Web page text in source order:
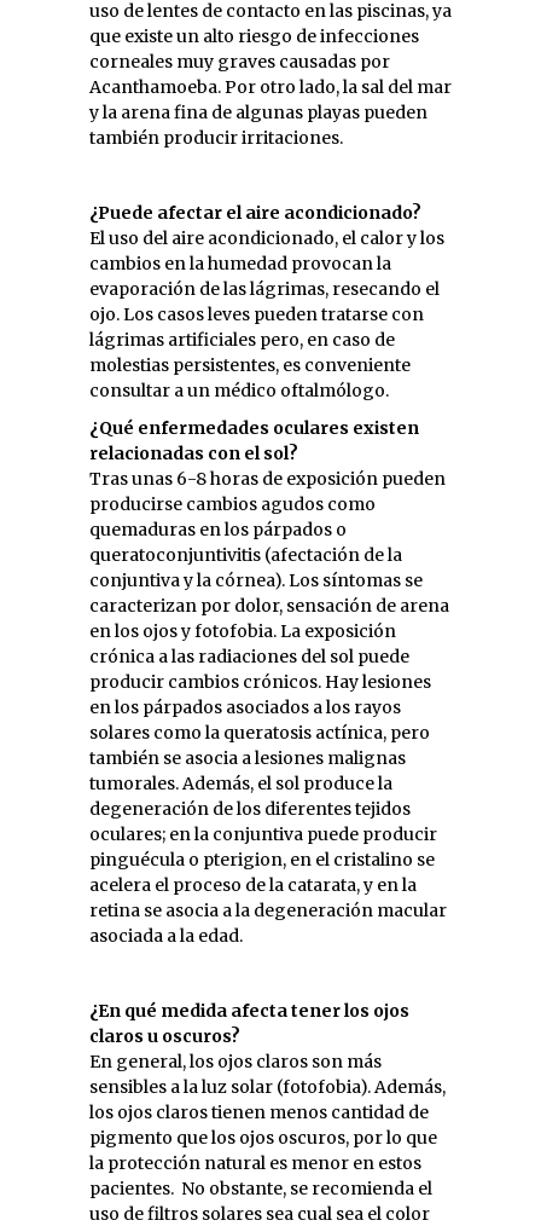
uso de lentes de contacto en las piscinas, ya
que existe un alto riesgo de infecciones
corneales muy graves causadas por
Acanthamoeba. Por otro lado, la sal del mar
y la arena fina de algunas playas pueden
también producir irritaciones.
¿Puede afectar el aire acondicionado?
El uso del aire acondicionado, el calor y los
cambios en la humedad provocan la
evaporación de las lágrimas, resecando el
ojo. Los casos leves pueden tratarse con
lágrimas artificiales pero, en caso de
molestias persistentes, es conveniente
consultar a un médico oftalmólogo.
¿Qué enfermedades oculares existen
relacionadas con el sol?
Tras unas 6-8 horas de exposición pueden
producirse cambios agudos como
quemaduras en los párpados o
queratoconjuntivitis (afectación de la
conjuntiva y la córnea). Los síntomas se
caracterizan por dolor, sensación de arena
en los ojos y fotofobia. La exposición
crónica a las radiaciones del sol puede
producir cambios crónicos. Hay lesiones
en los párpados asociados a los rayos
solares como la queratosis actínica, pero
también se asocia a lesiones malignas
tumorales. Además, el sol produce la
degeneración de los diferentes tejidos
oculares; en la conjuntiva puede producir
pinguécula o pterigion, en el cristalino se
acelera el proceso de la catarata, y en la
retina se asocia a la degeneración macular
asociada a la edad.
¿En qué medida afecta tener los ojos
claros u oscuros?
En general, los ojos claros son más
sensibles a la luz solar (fotofobia). Además,
los ojos claros tienen menos cantidad de
pigmento que los ojos oscuros, por lo que
la protección natural es menor en estos
pacientes. No obstante, se recomienda el
uso de filtros solares sea cual sea el color